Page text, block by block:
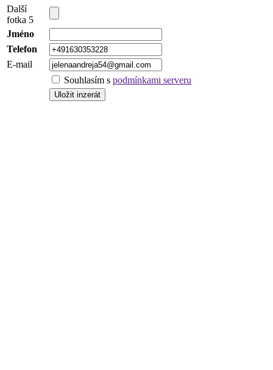
Další
fotka 5
Jméno
Telefon
E-mail
Souhlasím s podmínkami serveru